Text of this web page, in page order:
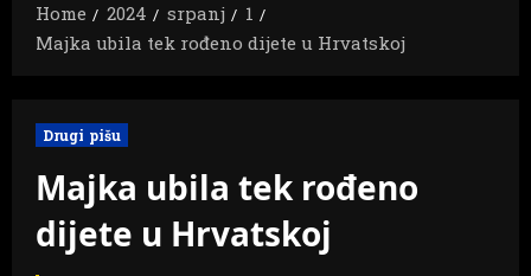
Home 2024 srpanj
1
Majka ubila tek rođeno dijete u Hrvatskoj
Drugi pišu
Majka ubila tek rođeno
dijete u Hrvatskoj